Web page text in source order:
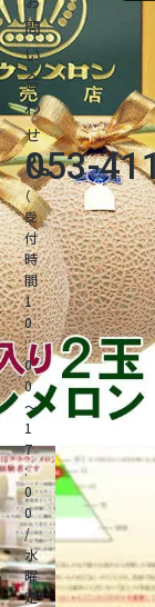
問
い
合
わ
せ
call
053-
（
受
付
時
間
1
0
:
0
0
～
1
7
:
0
0
/
水
曜
定